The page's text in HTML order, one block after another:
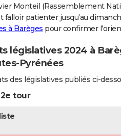
Monteil (Rassemblement
falloir patienter jusqu'au
à Barèges pour confirmer
législatives 2024 à
Pyrénées
des législatives publiés ci-
tour